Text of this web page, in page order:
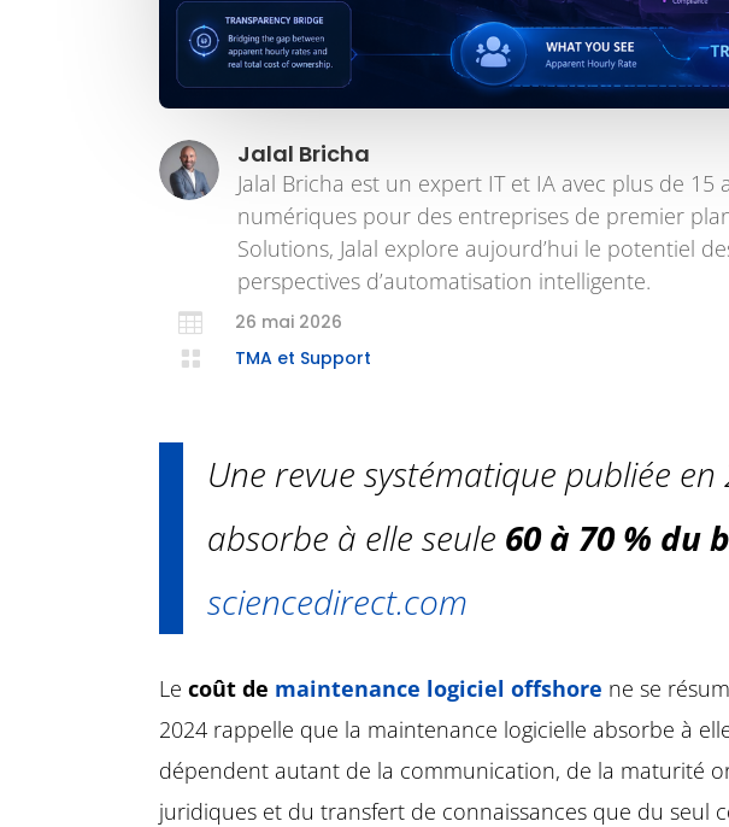
Jalal Bricha
Jalal Bricha est un expert IT et IA avec plus de
numériques pour des entreprises de premier
Solutions, Jalal explore aujourd’hui le potentiel
perspectives d’automatisation intelligente.

26 mai 2026

TMA et Support
Une revue systématique publiée
absorbe à elle seule 60 à 70 % du
sciencedirect.com
Le coût de maintenance logiciel offshore ne se
2024 rappelle que la maintenance logicielle absorbe à
dépendent autant de la communication, de la maturité
juridiques et du transfert de connaissances que du seul